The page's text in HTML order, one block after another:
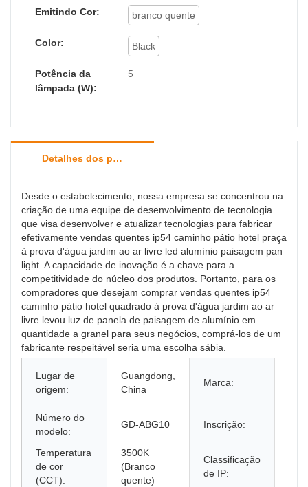
Emitindo Cor: branco quente
Color: Black
Potência da
lâmpada (W):
5
Detalhes dos produtos
Desde o estabelecimento, nossa empresa se concentrou na
criação de uma equipe de desenvolvimento de tecnologia
que visa desenvolver e atualizar tecnologias para fabricar
efetivamente vendas quentes ip54 caminho pátio hotel praça
à prova d'água jardim ao ar livre led alumínio paisagem pan
light. A capacidade de inovação é a chave para a
competitividade do núcleo dos produtos. Portanto, para os
compradores que desejam comprar vendas quentes ip54
caminho pátio hotel quadrado à prova d'água jardim ao ar
livre levou luz de panela de paisagem de alumínio em
quantidade a granel para seus negócios, comprá-los de um
fabricante respeitável seria uma escolha sábia.
Lugar de
origem:
Guangdong,
China
Marca:
Número do
modelo:
GD-ABG10 Inscrição:
Temperatura
de cor
(CCT):
3500K
(Branco
quente)
Classificação
de IP: